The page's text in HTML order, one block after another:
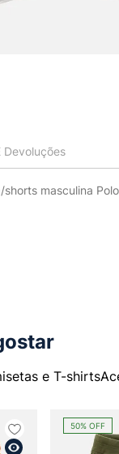
Devoluções
masculina
e T-shirts
50% OFF